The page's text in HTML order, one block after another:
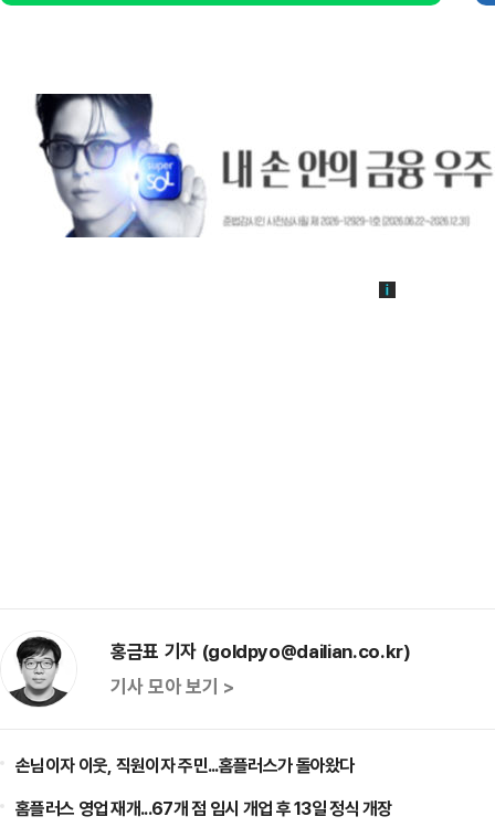
홍금표 기자 (goldpyo@dailian.co.kr)
기사 모아 보기 >
손님이자 이웃, 직원이자 주민...홈플러스가 돌아왔다
홈플러스 영업 재개...67개 점 임시 개업 후 13일 정식 개장